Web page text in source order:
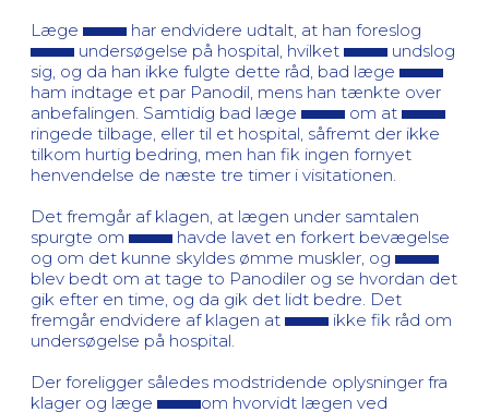
Læge
har endvidere udtalt, at han foreslog
undersøgelse på hospital, hvilket
undslog
sig, og da han ikke fulgte dette råd, bad læge
ham indtage et par Panodil, mens han tænkte over
anbefalingen. Samtidig bad læge
om at
ringede tilbage, eller til et hospital, såfremt der ikke
tilkom hurtig bedring, men han fik ingen fornyet
henvendelse de næste tre timer i visitationen.
Det fremgår af klagen, at lægen under samtalen
spurgte om
havde lavet en forkert bevægelse
og om det kunne skyldes ømme muskler, og
blev bedt om at tage to Panodiler og se hvordan det
gik efter en time, og da gik det lidt bedre. Det
fremgår endvidere af klagen at
ikke fik råd om
undersøgelse på hospital.
Der foreligger således modstridende oplysninger fra
klager og læge
om hvorvidt lægen ved